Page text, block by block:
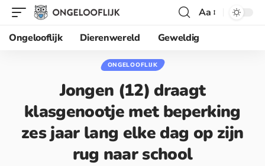
Aa
Ongelooflijk
Dierenwereld Geweldig
ONGELOOFLIJK
Jongen (12) draagt
klasgenootje met beperking
zes jaar lang elke dag op zijn
rug naar school